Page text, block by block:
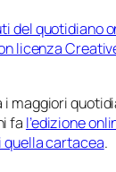
del quotidiano
licenza
i maggiori
fa l’edizione
quella cartacea.